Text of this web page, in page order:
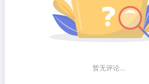
暂无评论...